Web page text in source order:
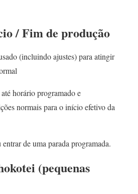
/ Fim de produção
(incluindo ajustes) para atingir
horário programado e
normais para o início efetivo da
de uma parada programada.
(pequenas